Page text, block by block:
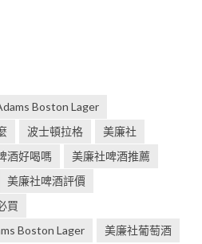
Boston Lager
波士頓拉格
美廉社
酒好喝嗎
美廉社啤酒推薦
美廉社啤酒評價
買
Boston Lager
美廉社葡萄酒